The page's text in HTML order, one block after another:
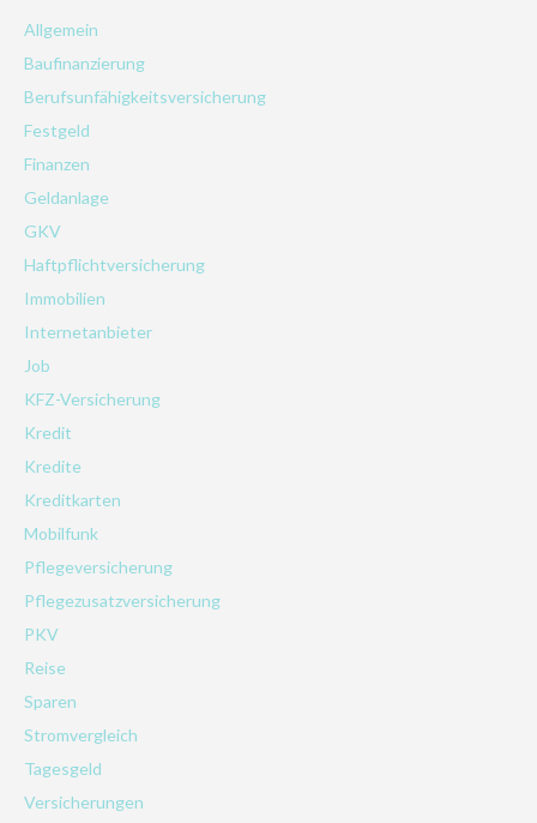
Allgemein
Baufinanzierung
Berufsunfähigkeitsversicherung
Festgeld
Finanzen
Geldanlage
GKV
Haftpflichtversicherung
Immobilien
Internetanbieter
Job
KFZ-Versicherung
Kredit
Kredite
Kreditkarten
Mobilfunk
Pflegeversicherung
Pflegezusatzversicherung
PKV
Reise
Sparen
Stromvergleich
Tagesgeld
Versicherungen